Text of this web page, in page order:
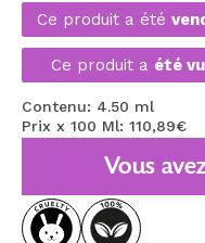
MAQUIFARMA
KOREA ZONE
TRAVEL SIZE
NATURE
OFFRES
Ce produit a été
Ce produit a été
Contenu: 4.50 ml
Prix x 100 Ml: 110,89€
Vous